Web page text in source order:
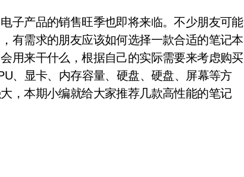
产品的销售旺季也即将来临。不少朋友可能
有需求的朋友应该如何选择一款合适的笔记本
用来干什么，根据自己的实际需要来考虑购买
、显卡、内存容量、硬盘、硬盘、屏幕等方
，本期小编就给大家推荐几款高性能的笔记